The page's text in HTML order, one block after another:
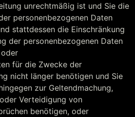
unrechtmäßig ist und Sie die
personenbezogenen Daten
stattdessen die Einschränkung
der personenbezogenen Daten
für die Zwecke der
nicht länger benötigen und Sie
zur Geltendmachung,
Verteidigung von
benötigen, oder